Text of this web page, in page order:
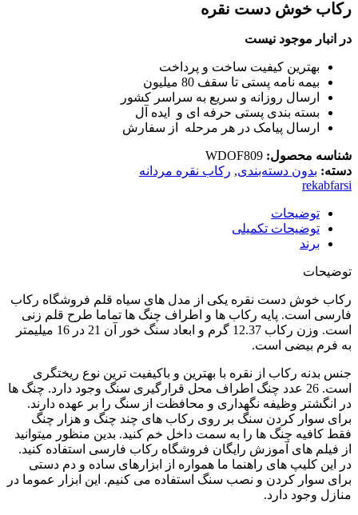
رکاب خوش دست نقره
در انبار موجود نیست
بهترین کیفیت ساخت و پرداخت
بیمه نامه پستی تا سقف 80 میلیون
ارسال روزانه و سریع به سراسر کشور
بسته بندی پستی حرفه ای و ایده آل
ارسال پیامک در هر مرحله از سفارش
شناسه محصول: WDOF809
دسته: بدون دسته‌بندی, رکاب نقره مردانه
rekabfarsi
توضیحات
توضیحات تکمیلی
برند
توضیحات
رکاب خوش دست نقره یکی از مدل های سیاه قلم فروشگاه رکاب
فارسی است. پایه رکاب ها و اطراف چنگ ها تماما طرح قلم زنی
است. وزن رکاب 12.37 گرم و ابعاد سنگ خور آن 21 در 16 میلیمتر
به فرم بیضی است.
جنس بدنه رکاب از نقره با بهترین و باکیفیت ترین نوع ریختگری
است. 26 عدد چنگ اطراف محل قرارگیری سنگ وجود دارد. چنگ ها
در انگشتر وظیفه نگهداری و محافظت از سنگ را بر عهده دارند.
برای سوار کردن سنگ بر روی رکاب های چند چنگ و هزار چنگ
فقط کافیه چنگ ها را به سمت داخل خم کنید. بدین منظور میتوانید
از فیلم های آموزش رایگان فروشگاه رکاب فارسی استفاده کنید.
در این کلیپ های راهنما ما همواره از ابزارهای ساده و دم دستی
برای سوار کردن و نصب سنگ استفاده می کنیم. این ابزار عموما در
منازل وجود دارد.